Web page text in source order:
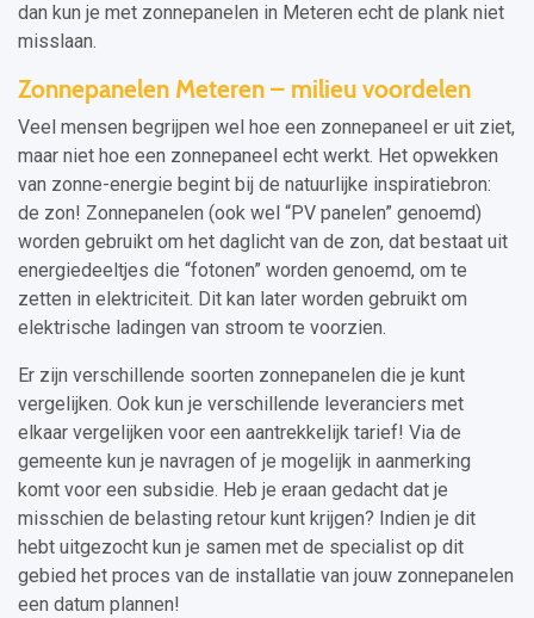
dan kun je met zonnepanelen in Meteren echt de plank niet
misslaan.
Zonnepanelen Meteren – milieu voordelen
Veel mensen begrijpen wel hoe een zonnepaneel er uit ziet,
maar niet hoe een zonnepaneel echt werkt. Het opwekken
van zonne-energie begint bij de natuurlijke inspiratiebron:
de zon! Zonnepanelen (ook wel “PV panelen” genoemd)
worden gebruikt om het daglicht van de zon, dat bestaat uit
energiedeeltjes die “fotonen” worden genoemd, om te
zetten in elektriciteit. Dit kan later worden gebruikt om
elektrische ladingen van stroom te voorzien.
Er zijn verschillende soorten zonnepanelen die je kunt
vergelijken. Ook kun je verschillende leveranciers met
elkaar vergelijken voor een aantrekkelijk tarief! Via de
gemeente kun je navragen of je mogelijk in aanmerking
komt voor een subsidie. Heb je eraan gedacht dat je
misschien de belasting retour kunt krijgen? Indien je dit
hebt uitgezocht kun je samen met de specialist op dit
gebied het proces van de installatie van jouw zonnepanelen
een datum plannen!